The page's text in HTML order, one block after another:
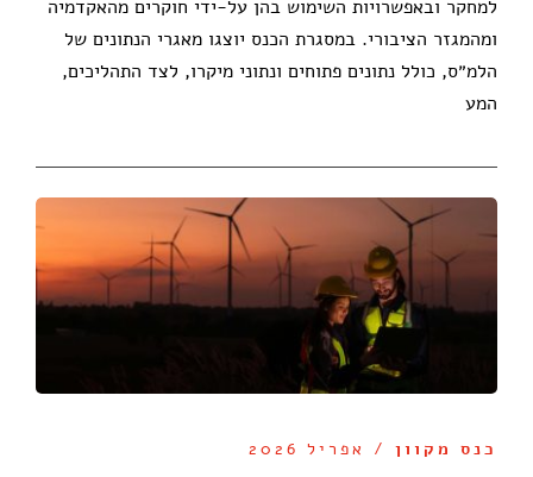
למחקר ובאפשרויות השימוש בהן על-ידי חוקרים מהאקדמיה
ומהמגזר הציבורי. במסגרת הכנס יוצגו מאגרי הנתונים של
הלמ״ס, כולל נתונים פתוחים ונתוני מיקרו, לצד התהליכים,
המע
כנס מקוון / אפריל 2026